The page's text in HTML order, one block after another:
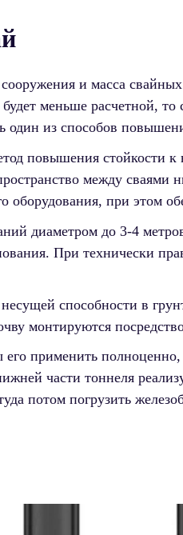
и масса
меньше расчетной, то
один из способов
повышения стойкости к
между
при этом
диаметром до 3-4
При технически
способности в
монтируются
применить
части тоннеля
потом погрузить